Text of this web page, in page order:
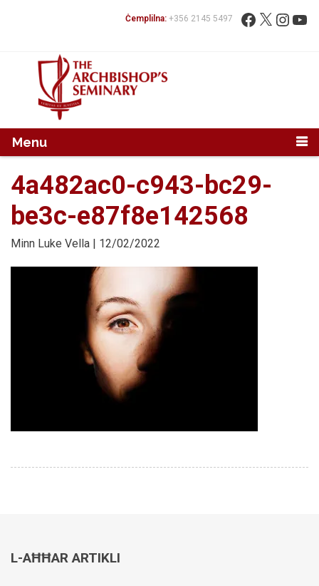
Fittex: Facebook
X
Ċemplilna: +356 2145 5497
Menu
4a482ac0-c943-bc29-
be3c-e87f8e142568
Minn Luke Vella | 12/02/2022
L-AĦĦAR ARTIKLI